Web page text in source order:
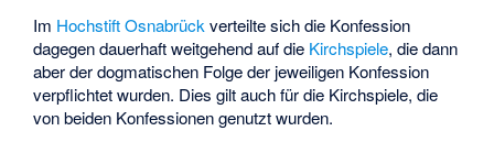
Im Hochstift Osnabrück verteilte sich die Konfession
dagegen dauerhaft weitgehend auf die Kirchspiele, die dann
aber der dogmatischen Folge der jeweiligen Konfession
verpflichtet wurden. Dies gilt auch für die Kirchspiele, die
von beiden Konfessionen genutzt wurden.